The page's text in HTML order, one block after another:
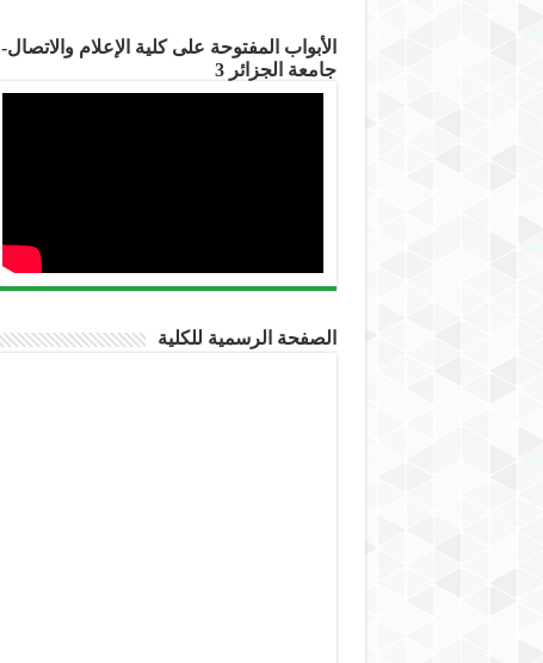
الأبواب المفتوحة على كلية الإعلام والاتصال-
جامعة الجزائر 3
الصفحة الرسمية للكلية